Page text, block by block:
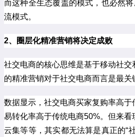
而这种全生态覆盖的模式，也必然将
流模式。
2、圈层化精准营销将决定成败
社交电商的核心思维是基于移动社
的精准营销对于社交电商而言是最关
数据显示，社交电商买家复购率高
易转化率高于传统电商50%。但来看
云集等等，其实都无法算是真正的“